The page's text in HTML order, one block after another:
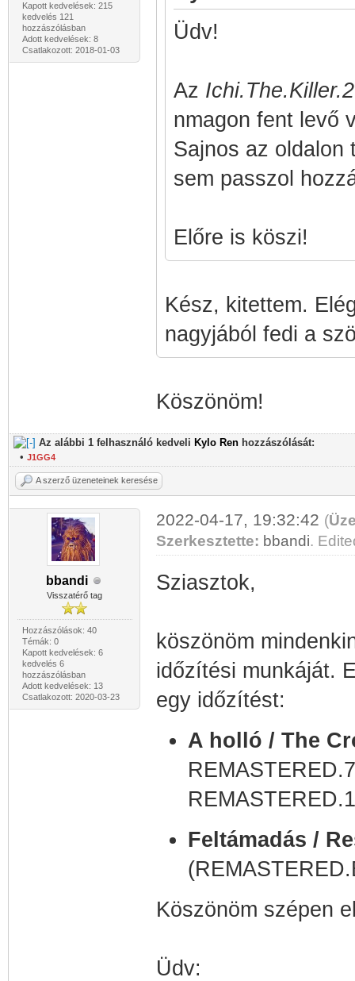
Kapott kedvelések: 215
kedvelés 121
hozzászólásban
Adott kedvelések: 8
Csatlakozott: 2018-01-03
Üdv!
Az
nmagon fent levő
Sajnos az oldalon
sem passzol
Előre is köszi!
Kész, kitettem.
nagyjából fedi a
Köszönöm!
Az alábbi 1 felhasználó kedveli Kylo Ren hozzászólását:
• J1GG4
A szerző üzeneteinek keresése
bbandi
Visszatérő tag
Hozzászólások: 40
Témák: 0
Kapott kedvelések: 6
kedvelés 6
hozzászólásban
Adott kedvelések: 13
Csatlakozott: 2020-03-23
2022-04-17, 19:32:42 (
Szerkesztette: bbandi.
Sziasztok,
köszönöm
időzítési munkáját.
egy időzítést:
A holló / The
Feltámadás /
Köszönöm szépen
Üdv: